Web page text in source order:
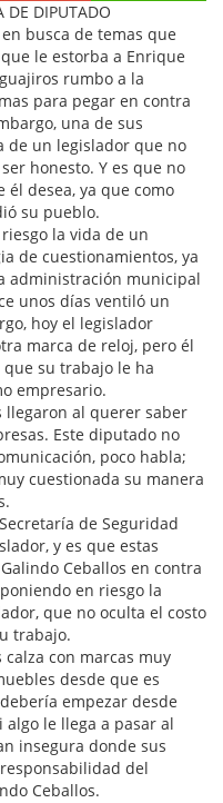
DE DIPUTADO
busca de temas que
le estorba a Enrique
rumbo a la
para pegar en contra
una de sus
de un legislador que no
honesto. Y es que no
desea, ya que como
su pueblo.
la vida de un
de cuestionamientos, ya
administración municipal
unos días ventiló un
hoy el legislador
marca de reloj, pero él
su trabajo le ha
empresario.
llegaron al querer saber
Este diputado no
poco habla;
cuestionada su manera
de Seguridad
y es que estas
Ceballos en contra
en riesgo la
que no oculta el costo
trabajo.
con marcas muy
desde que es
empezar desde
algo le llega a pasar al
insegura donde sus
del
Ceballos.